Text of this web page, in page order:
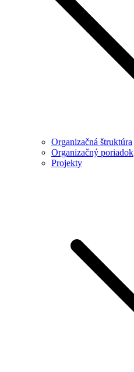
Organizačná štruktúra
Organizačný poriadok
Projekty